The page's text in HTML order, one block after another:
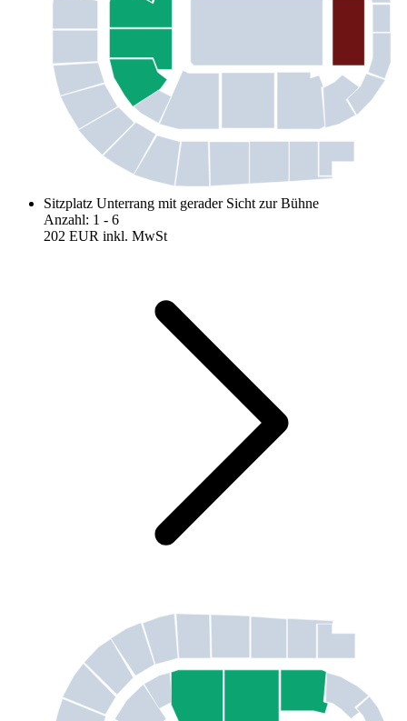
Sitzplatz Unterrang mit gerader Sicht zur Bühne
Anzahl: 1 - 6
202 EUR inkl. MwSt